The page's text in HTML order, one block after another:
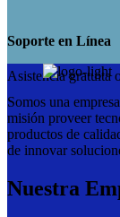
Soporte en Línea
Asistencia gratuita
Somos una
misión proveer
productos de
de innovar
Nuestra